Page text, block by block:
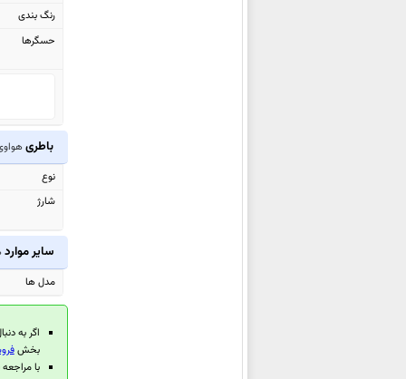
رنگ بندی
حسگرها
باطری
نوع
شارژ
سایر موارد
مدل ها
اگر به
بخش
با